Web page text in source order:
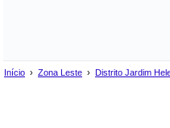
Início › Zona Leste › Distrito Jardim